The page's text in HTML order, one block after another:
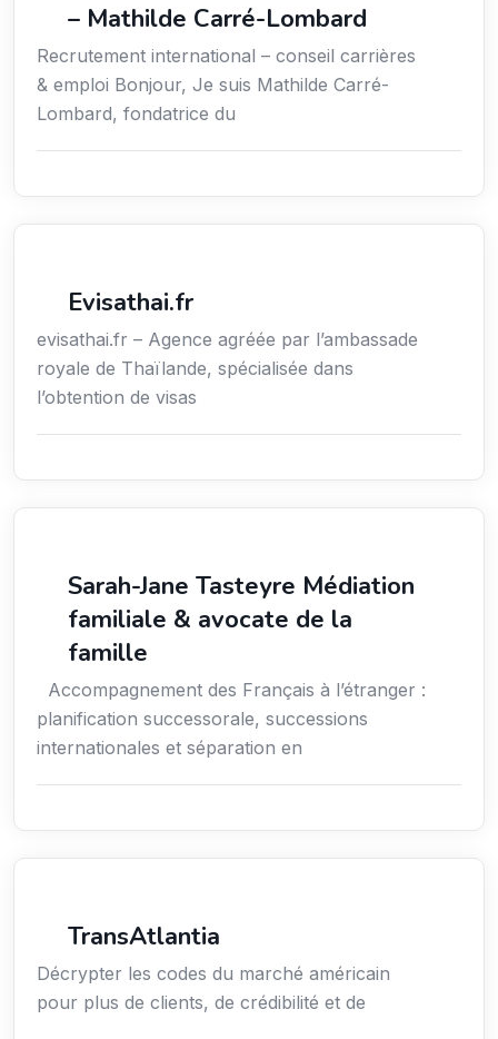
– Mathilde Carré-Lombard
Recrutement international – conseil carrières
& emploi Bonjour, Je suis Mathilde Carré-
Lombard, fondatrice du
Evisathai.fr
evisathai.fr – Agence agréée par l’ambassade
royale de Thaïlande, spécialisée dans
l’obtention de visas
Sarah-Jane Tasteyre Médiation
familiale & avocate de la
famille
Accompagnement des Français à l’étranger :
planification successorale, successions
internationales et séparation en
TransAtlantia
Décrypter les codes du marché américain
pour plus de clients, de crédibilité et de